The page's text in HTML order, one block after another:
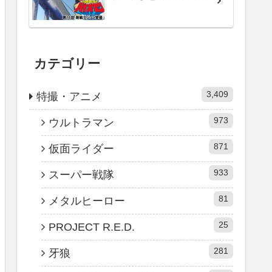
カテゴリー
特撮・アニメ 3,409
ウルトラマン 973
仮面ライダー 871
スーパー戦隊 933
メタルヒーロー 81
PROJECT R.E.D. 25
牙狼 281